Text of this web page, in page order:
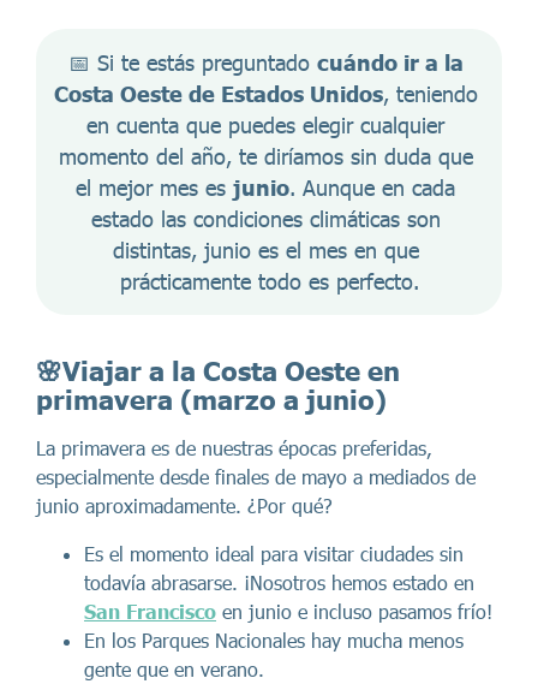
📅 Si te estás preguntado cuándo ir a la
Costa Oeste de Estados Unidos, teniendo
en cuenta que puedes elegir cualquier
momento del año, te diríamos sin duda que
el mejor mes es junio. Aunque en cada
estado las condiciones climáticas son
distintas, junio es el mes en que
prácticamente todo es perfecto.
🌸Viajar a la Costa Oeste en
primavera (marzo a junio)
La primavera es de nuestras épocas preferidas,
especialmente desde finales de mayo a mediados de
junio aproximadamente. ¿Por qué?
Es el momento ideal para visitar ciudades sin
todavía abrasarse. ¡Nosotros hemos estado en
San Francisco en junio e incluso pasamos frío!
En los Parques Nacionales hay mucha menos
gente que en verano.